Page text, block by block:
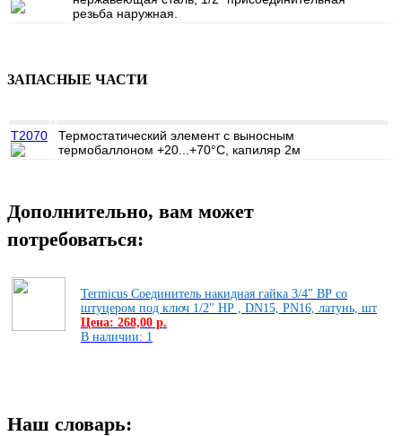
резьба наружная.
ЗАПАСНЫЕ ЧАСТИ
T2070
Термостатический элемент с выносным
термобаллоном +20...+70°С, капиляр 2м
Дополнительно, вам может
потребоваться:
Termicus Соединитель накидная гайка 3/4" ВР со
штуцером под ключ 1/2" НР , DN15, PN16, латунь, шт
Цена: 268,00 р.
В наличии: 1
Наш словарь: